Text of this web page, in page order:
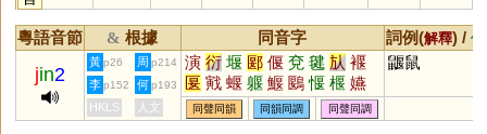
粵語音節 & 根據 同音字 詞例(解釋) /
jin2
黃 p26 周 p214 演 衍 堰 郾 偃 兗 毽 㫃 褗
匽 戭 蝘 躽 鰋 鶠 愝 椻 嬿
龑 椼
鼴鼠
李 p152 何 p193
HKLS 人文 同聲同韻 同韻同調 同聲同調